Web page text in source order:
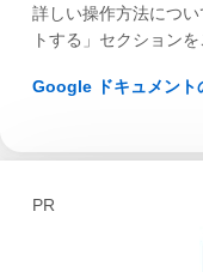
詳しい操作方法につ
トする」セクションを
Google ドキュメント
PR